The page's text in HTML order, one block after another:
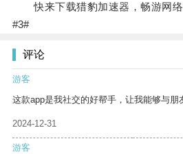
快来下载猎豹加速器，畅游网络
#3#
评论
游客
这款app是我社交的好帮手，让我能够与朋
2024-12-31
游客